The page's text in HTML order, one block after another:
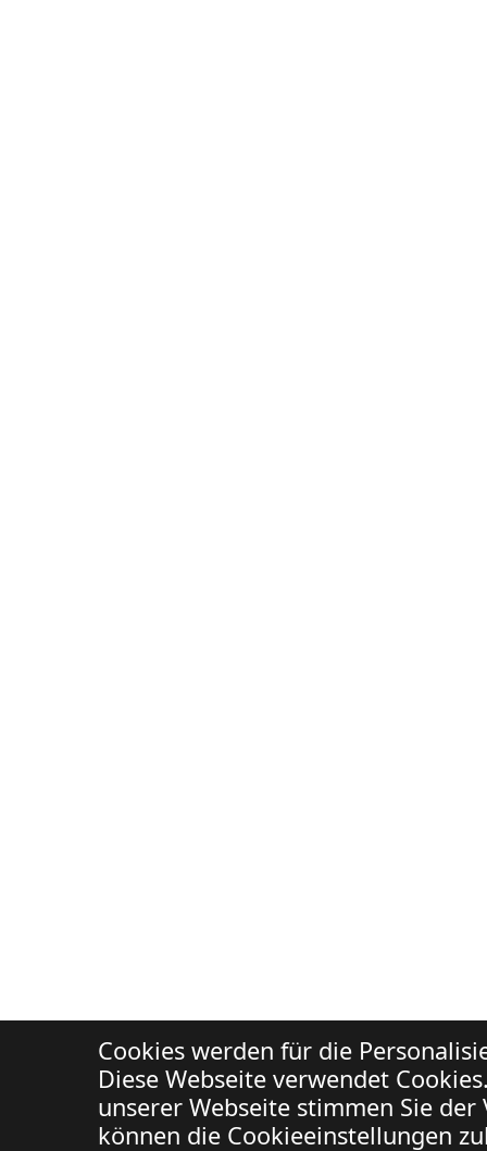
Cookies werden für die
Diese Webseite verwendet
unserer Webseite stimmen Sie
können die Cookieeinstellungen